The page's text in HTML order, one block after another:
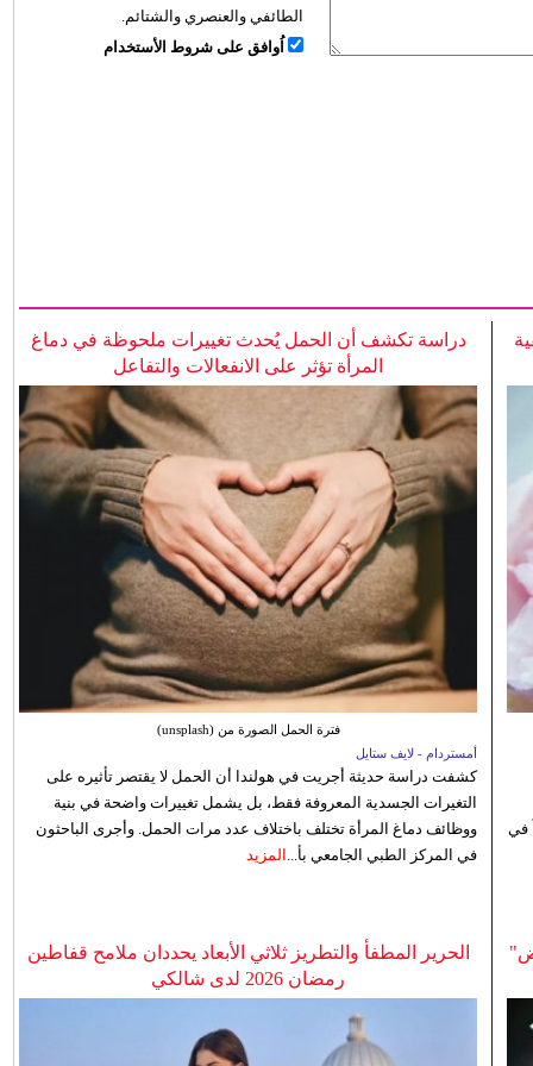
الطائفي والعنصري والشتائم.
اُوافق على شروط الأستخدام
دراسة تكشف أن الحمل يُحدث تغييرات ملحوظة في دماغ
المرأة تؤثر على الانفعالات والتفاعل
فترة الحمل الصورة من (unsplash)
أمستردام - لايف ستايل
كشفت دراسة حديثة أجريت في هولندا أن الحمل لا يقتصر تأثيره على
التغيرات الجسدية المعروفة فقط، بل يشمل تغييرات واضحة في بنية
ووظائف دماغ المرأة تختلف باختلاف عدد مرات الحمل. وأجرى الباحثون
في المركز الطبي الجامعي بأ... المزيد
في
الحرير المطفأ والتطريز ثلاثي الأبعاد يحددان ملامح قفاطين
رمضان 2026 لدى شالكي